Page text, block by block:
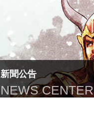
新聞公告
NEWS CENTER